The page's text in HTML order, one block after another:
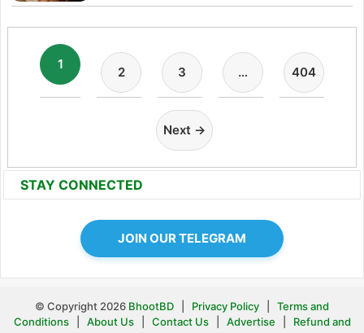
1
2 3 … 404
Next →
STAY CONNECTED
JOIN OUR TELEGRAM
© Copyright 2026 BhootBD Privacy Policy
Terms and
Conditions
About Us| Contact Us| Advertise
Refund and